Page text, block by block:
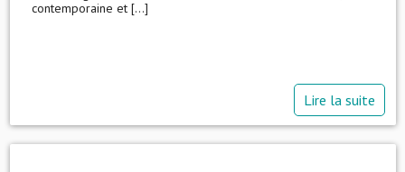
contemporaine et [...]
Lire la suite